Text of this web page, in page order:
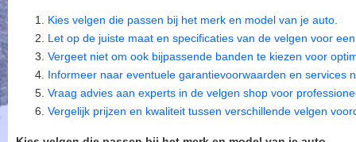
Kies velgen die passen bij het merk en model van je auto.
Let op de juiste maat en specificaties van de velgen voor
Vergeet niet om ook bijpassende banden te kiezen voor
Informeer naar eventuele garantievoorwaarden en services
Vraag advies aan experts in de velgen shop voor
Vergelijk prijzen en kwaliteit tussen verschillende velgen